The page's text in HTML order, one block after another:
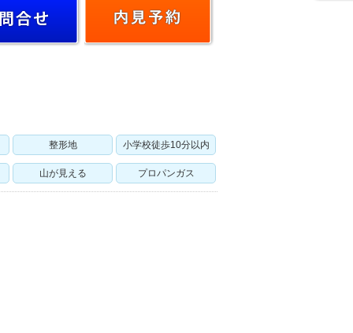
整形地 小学校徒歩10分以内
山が見える プロパンガス